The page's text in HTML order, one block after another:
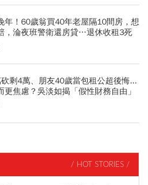
年！60歲翁買40年老屋隔10間房，想
，淪夜班警衛還房貸…退休收租3死
剩4萬、朋友40歲當包租公超後悔...
更焦慮？吳淡如揭「假性財務自由」
/ HOT STORIES /